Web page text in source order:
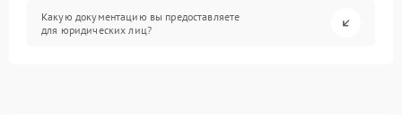
Какую документацию вы предоставляете
для юридических лиц?